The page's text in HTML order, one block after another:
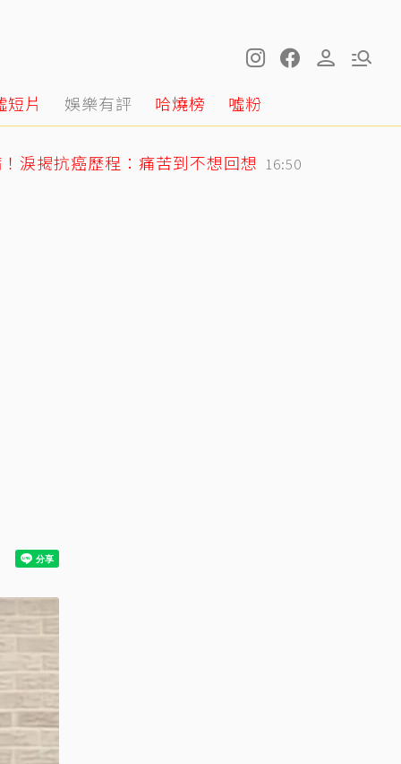
短片 娛樂有評 哈燒榜 噓粉
淚揭抗癌歷程：痛苦到不想回想 16:50